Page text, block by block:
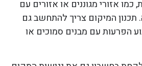
אזורי מגוננים או אזורים עם
תכנון המיקום צריך להתחשב גם
הפרעות עם מבנים סמוכים או